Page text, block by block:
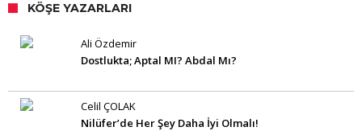
KÖŞE YAZARLARI
Ali Özdemir
Dostlukta; Aptal MI? Abdal Mı?
Celil ÇOLAK
Nilüfer’de Her Şey Daha İyi Olmalı!